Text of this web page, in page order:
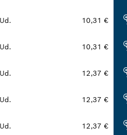
10,31 €
10,31 €
12,37 €
12,37 €
12,37 €